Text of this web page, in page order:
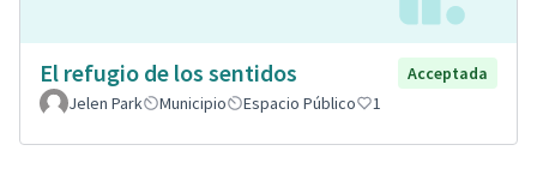
El refugio de los sentidos
Acceptada
Jelen Park
Municipio Espacio Público 1